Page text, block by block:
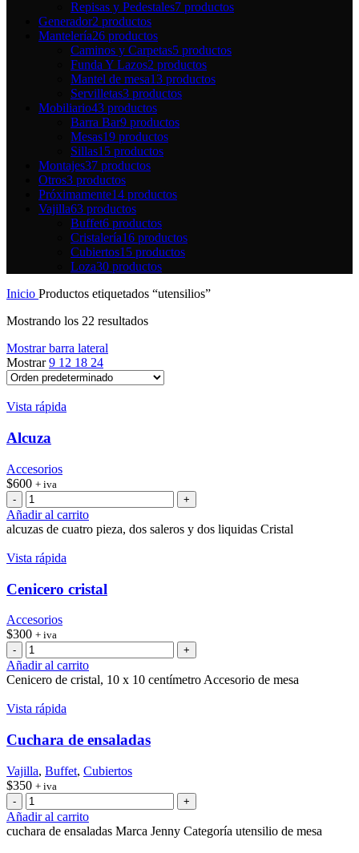
Repisas y Pedestales7 productos
Generador2 productos
Mantelería26 productos
Caminos y Carpetas5 productos
Funda Y Lazos2 productos
Mantel de mesa13 productos
Servilletas3 productos
Mobiliario43 productos
Barra Bar9 productos
Mesas19 productos
Sillas15 productos
Montajes37 productos
Otros3 productos
Próximamente14 productos
Vajilla63 productos
Buffet6 productos
Cristalería16 productos
Cubiertos15 productos
Loza30 productos
Inicio Productos etiquetados “utensilios”
Mostrando los 22 resultados
Mostrar barra lateral
Mostrar9 12 18 24
Vista rápida
Alcuza
Accesorios
$600 + iva
Alcuza
cantidad
Añadir al carrito
alcuzas de cuatro pieza, dos saleros y dos liquidas Cristal
Vista rápida
Cenicero cristal
Accesorios
$300 + iva
Cenicero
cristal
cantidad
Añadir al carrito
Cenicero de cristal, 10 x 10 centímetro Accesorio de mesa
Vista rápida
Cuchara de ensaladas
Vajilla, Buffet, Cubiertos
$350 + iva
Cuchara
de
ensaladas
Añadir al carrito
cuchara de ensaladas Marca Jenny Categoría utensilio de mesa